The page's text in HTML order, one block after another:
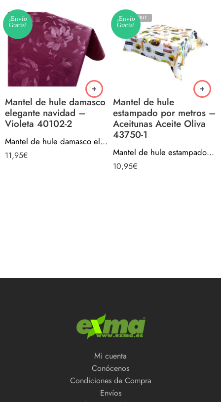
¡Envío
Gratis!
Mantel de hule damasco
elegante navidad –
Violeta 40102-2
Mantel de hule damasco elegante navidad – Violeta 40102-2
11,95€
¡Envío
Gratis!
SOLD OUT
Mantel de hule
estampado por metros –
Aceitunas Aceite Oliva
43750-1
Mantel de hule estampado por metros – Aceitunas Aceite Oliva 43750-1
10,95€
Mi cuenta
Conócenos
Condiciones de Compra
Envíos